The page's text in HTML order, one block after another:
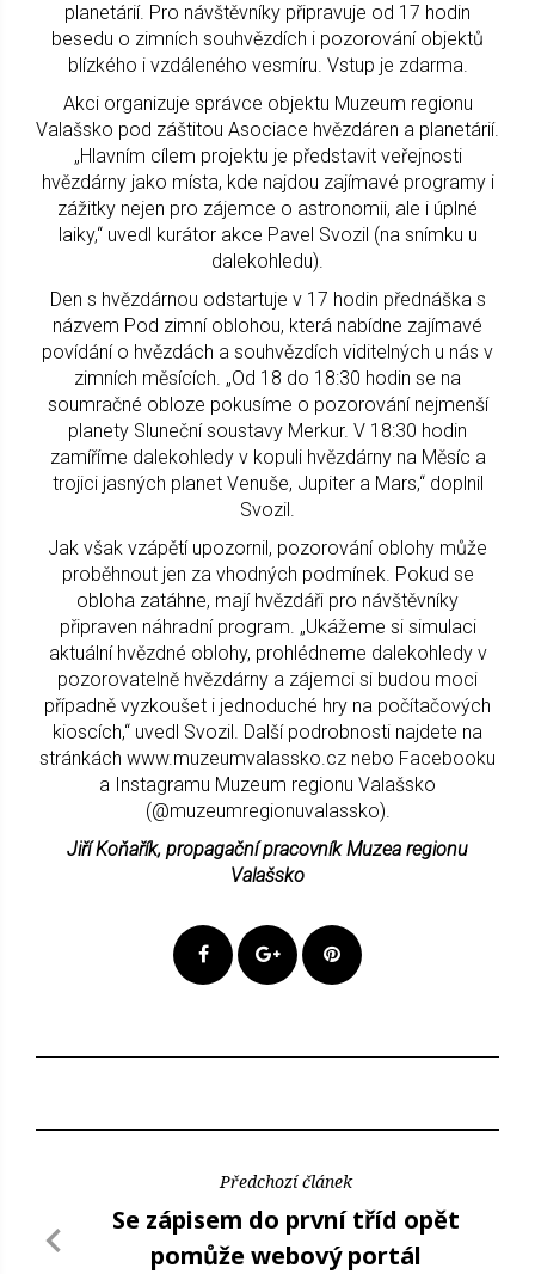
planetárií. Pro návštěvníky připravuje od 17 hodin
besedu o zimních souhvězdích i pozorování objektů
blízkého i vzdáleného vesmíru. Vstup je zdarma.
Akci organizuje správce objektu Muzeum regionu
Valašsko pod záštitou Asociace hvězdáren a planetárií.
„Hlavním cílem projektu je představit veřejnosti
hvězdárny jako místa, kde najdou zajímavé programy i
zážitky nejen pro zájemce o astronomii, ale i úplné
laiky,“ uvedl kurátor akce Pavel Svozil (na snímku u
dalekohledu).
Den s hvězdárnou odstartuje v 17 hodin přednáška s
názvem Pod zimní oblohou, která nabídne zajímavé
povídání o hvězdách a souhvězdích viditelných u nás v
zimních měsících. „Od 18 do 18:30 hodin se na
soumračné obloze pokusíme o pozorování nejmenší
planety Sluneční soustavy Merkur. V 18:30 hodin
zamíříme dalekohledy v kopuli hvězdárny na Měsíc a
trojici jasných planet Venuše, Jupiter a Mars,“ doplnil
Svozil.
Jak však vzápětí upozornil, pozorování oblohy může
proběhnout jen za vhodných podmínek. Pokud se
obloha zatáhne, mají hvězdáři pro návštěvníky
připraven náhradní program. „Ukážeme si simulaci
aktuální hvězdné oblohy, prohlédneme dalekohledy v
pozorovatelně hvězdárny a zájemci si budou moci
případně vyzkoušet i jednoduché hry na počítačových
kioscích,“ uvedl Svozil. Další podrobnosti najdete na
stránkách www.muzeumvalassko.cz nebo Facebooku
a Instagramu Muzeum regionu Valašsko
(@muzeumregionuvalassko).
Jiří Koňařík, propagační pracovník Muzea regionu
Valašsko
Předchozí článek
Se zápisem do první tříd opět
pomůže webový portál